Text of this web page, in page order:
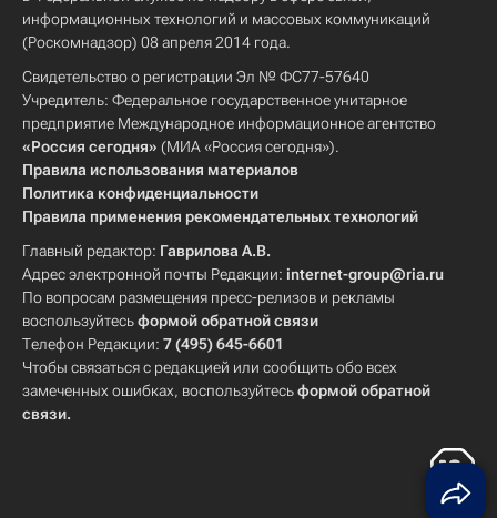
информационных технологий и массовых коммуникаций
(Роскомнадзор) 08 апреля 2014 года.
Свидетельство о регистрации Эл № ФС77-57640
Учредитель: Федеральное государственное унитарное
предприятие Международное информационное агентство
«Россия сегодня» (МИА «Россия сегодня»).
Правила использования материалов
Политика конфиденциальности
Правила применения рекомендательных технологий
Главный редактор: Гаврилова А.В.
Адрес электронной почты Редакции: internet-group@ria.ru
По вопросам размещения пресс-релизов и рекламы
воспользуйтесьформой обратной связи
Телефон Редакции: 7 (495) 645-6601
Чтобы связаться с редакцией или сообщить обо всех
замеченных ошибках, воспользуйтесьформой обратной
связи.